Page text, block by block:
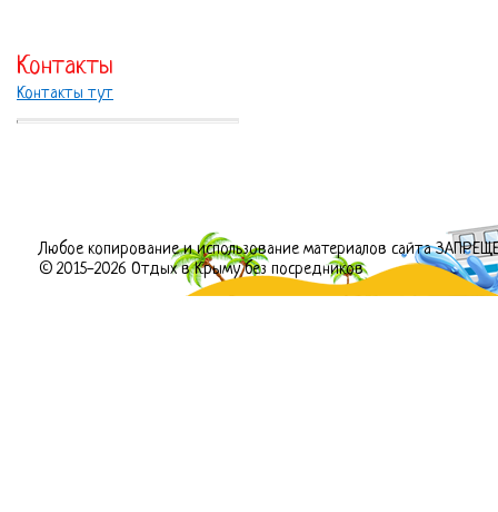
Контакты
Контакты тут
Любое копирование и использование материалов сайта
© 2015-2026 Отдых в Крыму без посредников